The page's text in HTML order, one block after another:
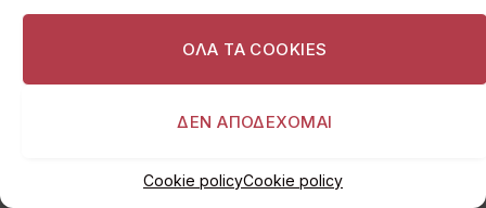
ΟΛΑ ΤΑ COOKIES
ΔΕΝ ΑΠΟΔΕΧΟΜΑΙ
Cookie policyCookie policy